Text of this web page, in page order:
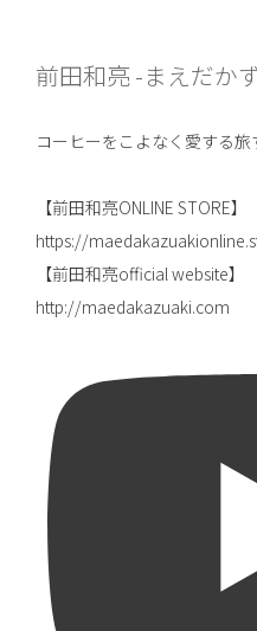
前田和亮 -まえだか
コーヒーをこよなく愛する旅
【前田和亮ONLINE STORE】
https://
【前田和亮official website】
http://maedakazuaki.com